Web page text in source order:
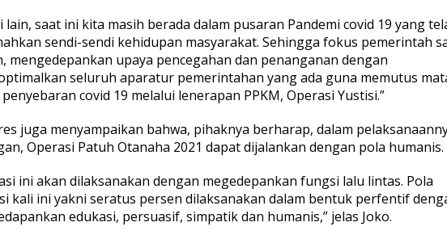
lain, saat ini kita masih berada dalam pusaran Pandemi covid 19 yang
sendi-sendi kehidupan masyarakat. Sehingga fokus pemerintah
mengedepankan upaya pencegahan dan penanganan dengan
seluruh aparatur pemerintahan yang ada guna memutus
covid 19 melalui lenerapan PPKM, Operasi Yustisi.”
juga menyampaikan bahwa, pihaknya berharap, dalam
Operasi Patuh Otanaha 2021 dapat dijalankan dengan pola humanis.
ini akan dilaksanakan dengan megedepankan fungsi lalu lintas. Pola
kali ini yakni seratus persen dilaksanakan dalam bentuk perfentif
edukasi, persuasif, simpatik dan humanis,” jelas Joko.